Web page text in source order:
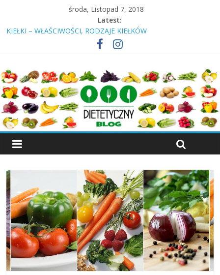
środa, Listopad 7, 2018
Latest:
KIEŁKI – WŁAŚCIWOŚCI, RODZAJE KIEŁKÓW
WIŚNIA – OWOC, KTÓRY LECZY
KALAFIOR – WARZYWO LECZNICZE
„zdrowy”!
ŚNIADANIE – DLACZEGO NALEŻY JE SPOŻYWAĆ